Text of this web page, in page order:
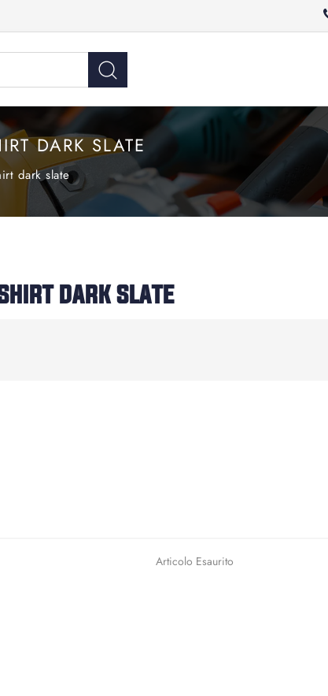
DARK SLATE
dark slate
DARK SLATE
Articolo Esaurito